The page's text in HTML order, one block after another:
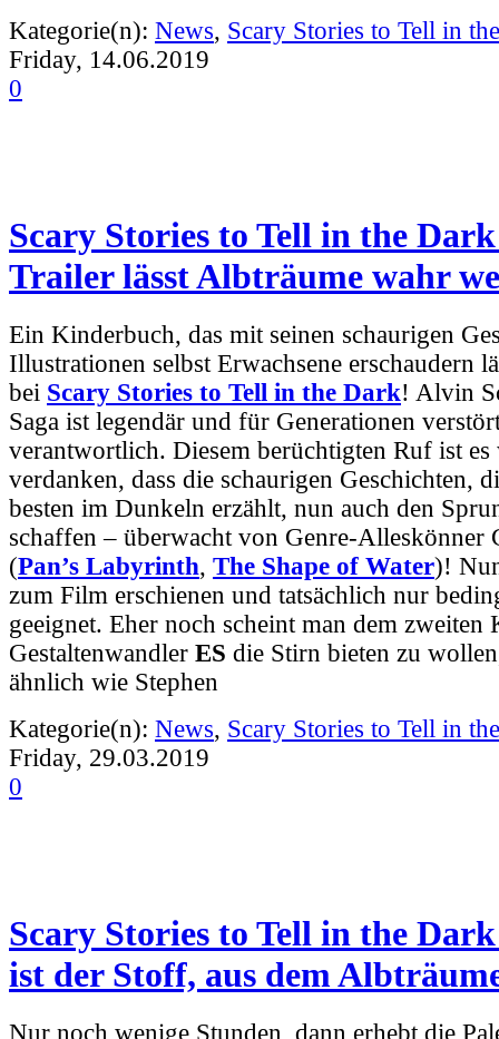
Kategorie(n): News, Scary Stories to Tell in
Friday, 14.06.2019
0
Scary Stories to Tell in the
Trailer lässt Albträume wahr
Ein Kinderbuch, das mit seinen schaurigen
Illustrationen selbst Erwachsene erschaudern
bei Scary Stories to Tell in the Dark! Alvin
Saga ist legendär und für Generationen
verantwortlich. Diesem berüchtigten Ruf ist
verdanken, dass die schaurigen Geschichten,
besten im Dunkeln erzählt, nun auch den
schaffen – überwacht von Genre-Alleskönner
(Pan’s Labyrinth, The Shape of Water)!
zum Film erschienen und tatsächlich nur
geeignet. Eher noch scheint man dem
Gestaltenwandler ES die Stirn bieten zu
ähnlich wie Stephen
Kategorie(n): News, Scary Stories to Tell in
Friday, 29.03.2019
0
Scary Stories to Tell in the
ist der Stoff, aus dem
Nur noch wenige Stunden, dann erhebt die